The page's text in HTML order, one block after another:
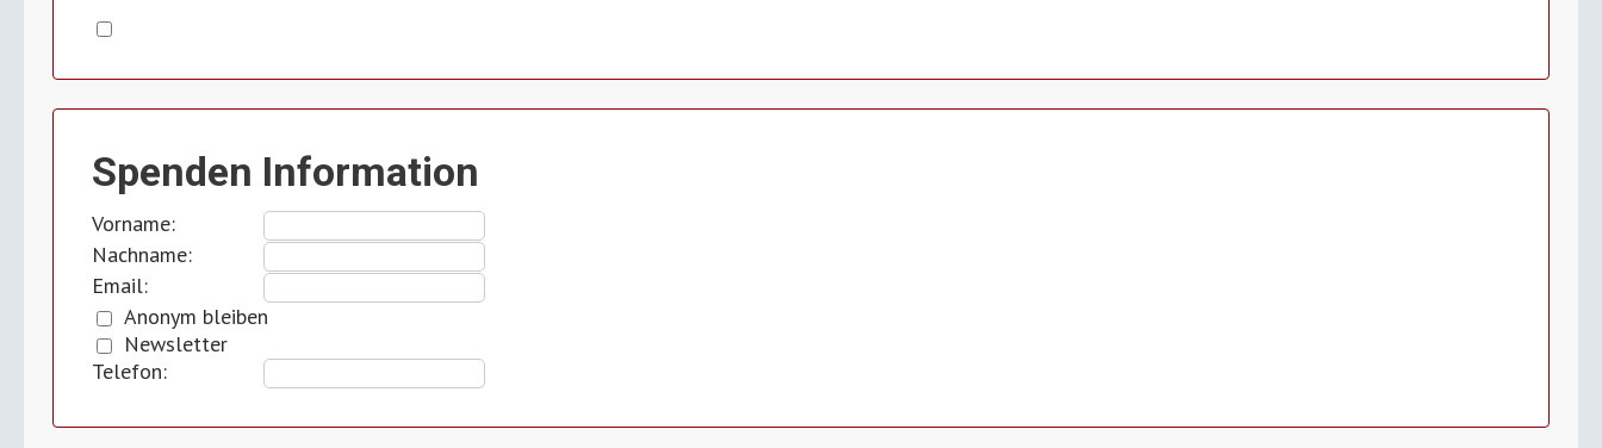
Spenden Information
Vorname:
Nachname:
Email:
Anonym bleiben
Newsletter
Telefon: